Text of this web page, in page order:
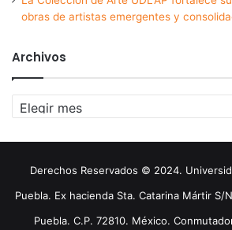
obras de artistas emergentes y
Archivos
Archivos
Derechos Reservados © 2024.
Puebla. Ex hacienda Sta. Catarina Mártir S/
Puebla. C.P. 72810. México.